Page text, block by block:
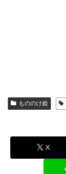
もののけ姫
X